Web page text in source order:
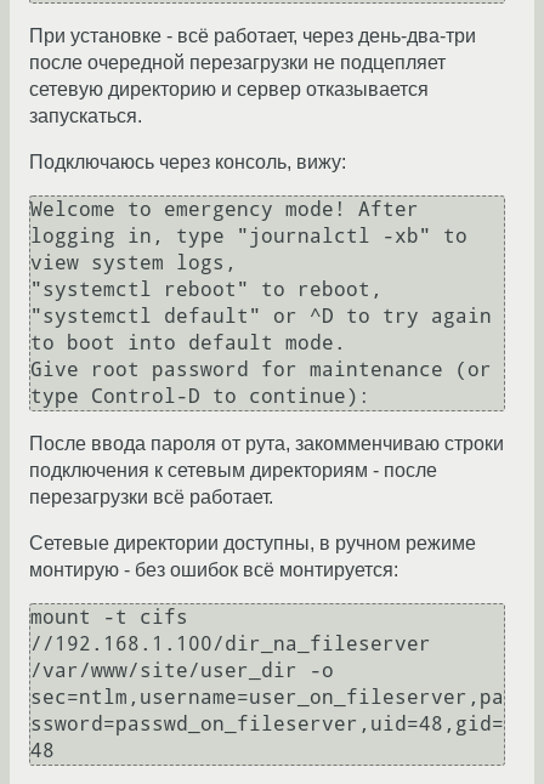
При установке - всё работает, через день-два-три
после очередной перезагрузки не подцепляет
сетевую директорию и сервер отказывается
запускаться.
Подключаюсь через консоль, вижу:
Welcome to emergency mode! After
logging in, type "journalctl -xb" to
view system logs,
"systemctl reboot" to reboot,
"systemctl default" or ^D to try again
to boot into default mode.
Give root password for maintenance (or
type Control-D to continue):
После ввода пароля от рута, закомменчиваю строки
подключения к сетевым директориям - после
перезагрузки всё работает.
Сетевые директории доступны, в ручном режиме
монтирую - без ошибок всё монтируется:
mount -t cifs
//192.168.1.100/dir_na_fileserver
/var/www/site/user_dir -o
sec=ntlm,username=user_on_fileserver,pa
ssword=passwd_on_fileserver,uid=48,gid=
48